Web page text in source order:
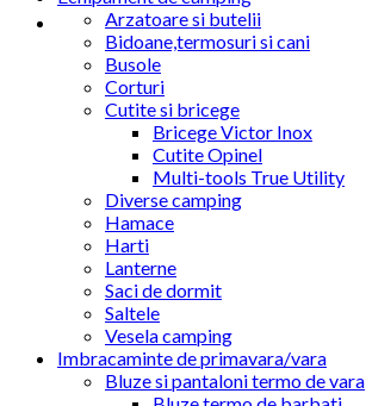
Arzatoare si butelii
Bidoane,termosuri si cani
Busole
Corturi
Cutite si bricege
Bricege Victor Inox
Cutite Opinel
Multi-tools True Utility
Diverse camping
Hamace
Harti
Lanterne
Saci de dormit
Saltele
Vesela camping
Imbracaminte de primavara/vara
Bluze si pantaloni termo de vara